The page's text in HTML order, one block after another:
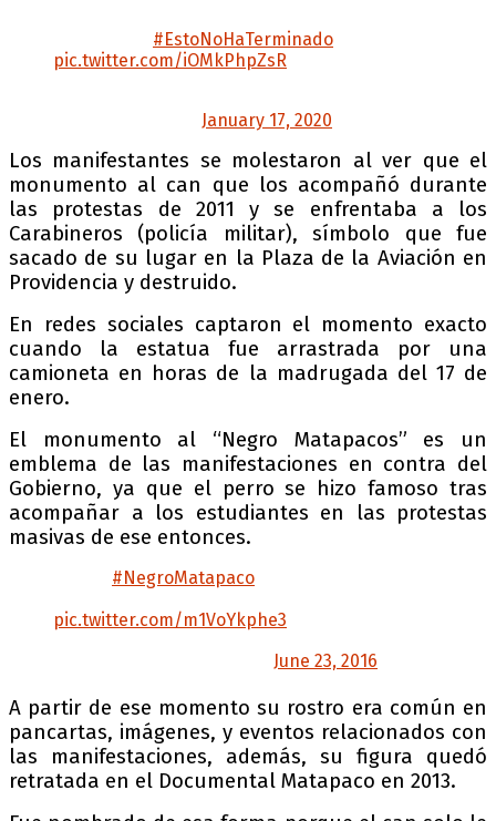
#EstoNoHaTerminado
pic.twitter.com/iOMkPhpZsR
January 17, 2020
Los manifestantes se molestaron al ver que el
monumento al can que los acompañó durante
las protestas de 2011 y se enfrentaba a los
Carabineros (policía militar), símbolo que fue
sacado de su lugar en la Plaza de la Aviación en
Providencia y destruido.
En redes sociales captaron el momento exacto
cuando la estatua fue arrastrada por una
camioneta en horas de la madrugada del 17 de
enero.
El monumento al “Negro Matapacos” es un
emblema de las manifestaciones en contra del
Gobierno, ya que el perro se hizo famoso tras
acompañar a los estudiantes en las protestas
masivas de ese entonces.
#NegroMatapaco
pic.twitter.com/m1VoYkphe3
June 23, 2016
A partir de ese momento su rostro era común en
pancartas, imágenes, y eventos relacionados con
las manifestaciones, además, su figura quedó
retratada en el Documental Matapaco en 2013.